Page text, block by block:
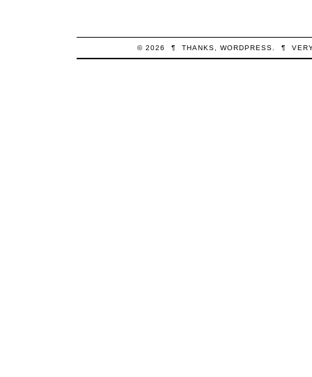
© 2026 ¶ THANKS, WORDPRESS ¶